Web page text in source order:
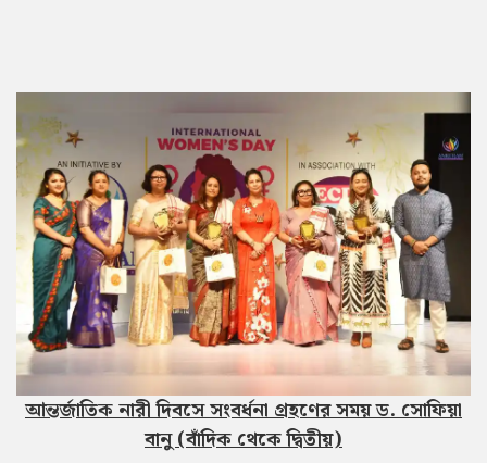
আন্তর্জাতিক নারী দিবসে সংবর্ধনা গ্রহণের সময় ড. সোফিয়া
বানু (বাঁদিক থেকে দ্বিতীয়)